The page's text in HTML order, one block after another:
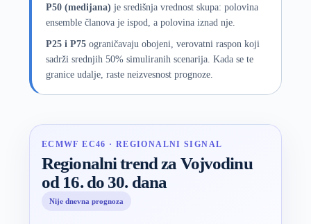
P50 (medijana) je središnja vrednost skupa: polovina
ensemble članova je ispod, a polovina iznad nje.
P25 i P75ograničavaju obojeni, verovatni raspon koji
sadrži srednjih 50% simuliranih scenarija. Kada se te
granice udalje, raste neizvesnost prognoze.
ECMWF EC46 · REGIONALNI SIGNAL
Regionalni trend za Vojvodinu
od 16. do 30. dana
Nije dnevna prognoza